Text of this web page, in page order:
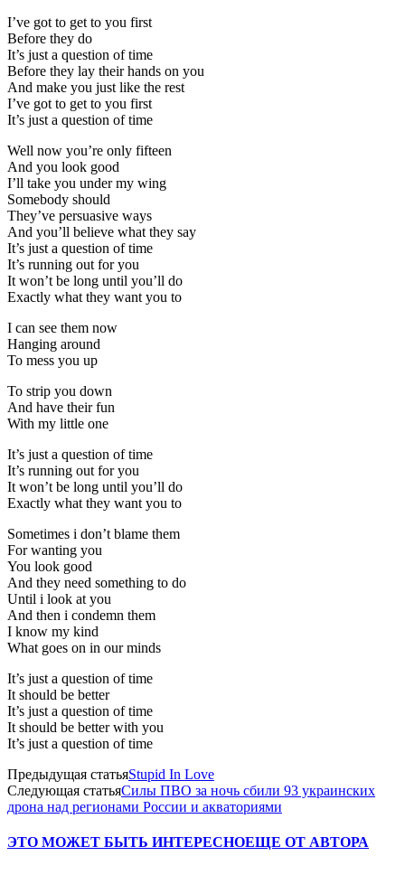
I’ve got to get to you first
Before they do
It’s just a question of time
Before they lay their hands on you
And make you just like the rest
I’ve got to get to you first
It’s just a question of time
Well now you’re only fifteen
And you look good
I’ll take you under my wing
Somebody should
They’ve persuasive ways
And you’ll believe what they say
It’s just a question of time
It’s running out for you
It won’t be long until you’ll do
Exactly what they want you to
I can see them now
Hanging around
To mess you up
To strip you down
And have their fun
With my little one
It’s just a question of time
It’s running out for you
It won’t be long until you’ll do
Exactly what they want you to
Sometimes i don’t blame them
For wanting you
You look good
And they need something to do
Until i look at you
And then i condemn them
I know my kind
What goes on in our minds
It’s just a question of time
It should be better
It’s just a question of time
It should be better with you
It’s just a question of time
Предыдущая статьяStupid In Love
Следующая статьяСилы ПВО за ночь сбили 93 украинских
дрона над регионами России и акваториями
ЭТО МОЖЕТ БЫТЬ ИНТЕРЕСНОЕЩЕ ОТ АВТОРА